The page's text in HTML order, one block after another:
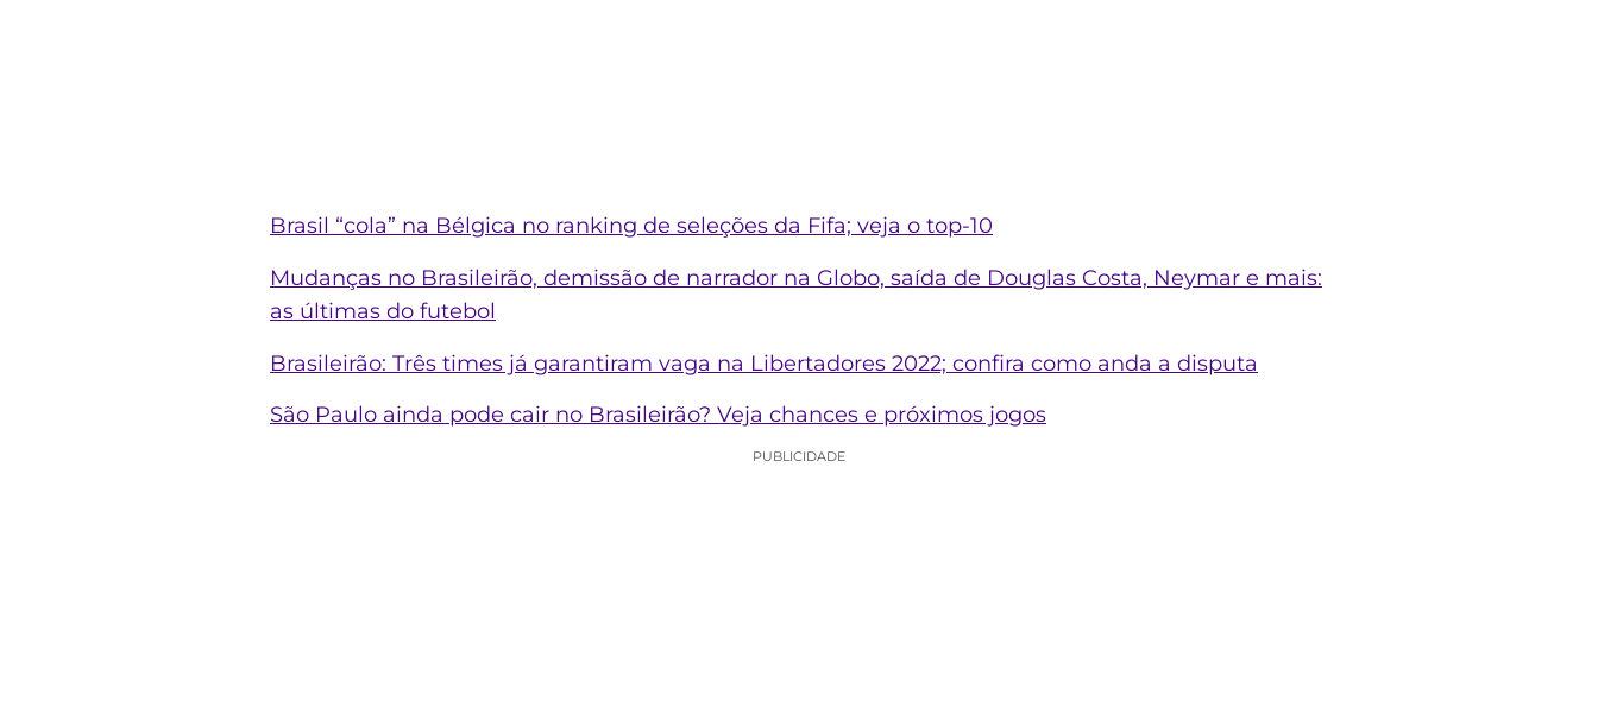
Brasil “cola” na Bélgica no ranking de seleções da Fifa; veja o top-10
Mudanças no Brasileirão, demissão de narrador na Globo, saída de Douglas Costa, Neymar e mais:
as últimas do futebol
Brasileirão: Três times já garantiram vaga na Libertadores 2022; confira como anda a disputa
São Paulo ainda pode cair no Brasileirão? Veja chances e próximos jogos
PUBLICIDADE